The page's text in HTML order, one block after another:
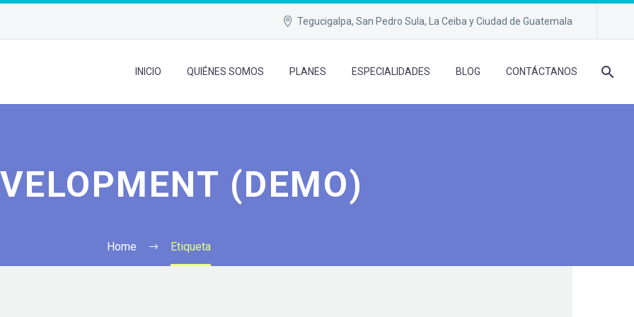
Tegucigalpa, San Pedro Sula, La Ceiba y Ciudad de Guatemala
INICIO QUIÉNES SOMOS PLANES ESPECIALIDADES BLOG CONTÁCTANOS
(DEMO)
Home Etiqueta